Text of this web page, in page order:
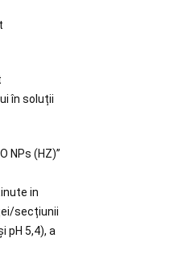
în soluții
NPs (HZ)”
in
secțiunii
pH 5,4), a